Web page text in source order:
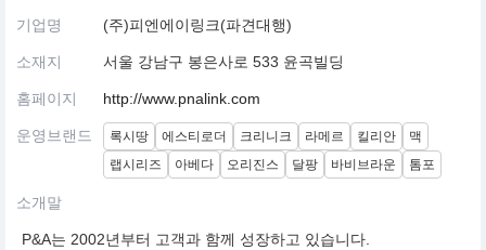
기업명 (주)피엔에이링크(파견대행)
소재지 서울 강남구 봉은사로 533 윤곡빌딩
홈페이지 http://www.pnalink.com
운영브랜드 록시땅 에스티로더 크리니크 라메르 킬리안
맥
랩시리즈
아베다 오리진스 달팡 바비브라운 톰포
소개말
P&A는 2002년부터 고객과 함께 성장하고 있습니다.